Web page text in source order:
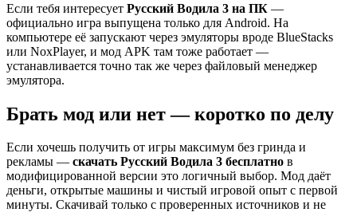
Если тебя интересует Русский Водила 3 на ПК —
официально игра выпущена только для Android. На
компьютере её запускают через эмуляторы вроде BlueStacks
или NoxPlayer, и мод APK там тоже работает —
устанавливается точно так же через файловый менеджер
эмулятора.
Брать мод или нет — коротко по делу
Если хочешь получить от игры максимум без гринда и
рекламы — скачать Русский Водила 3 бесплатно в
модифицированной версии это логичный выбор. Мод даёт
деньги, открытые машины и чистый игровой опыт с первой
минуты. Скачивай только с проверенных источников и не